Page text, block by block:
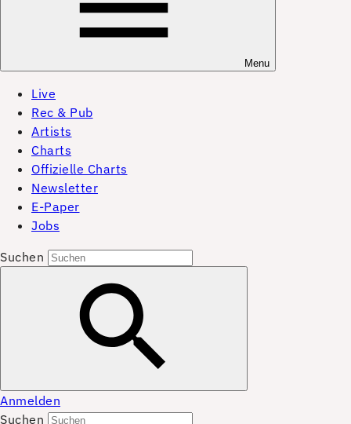
Menu
Live
Rec & Pub
Artists
Charts
Offizielle Charts
Newsletter
E-Paper
Jobs
Suchen
Anmelden
Suchen